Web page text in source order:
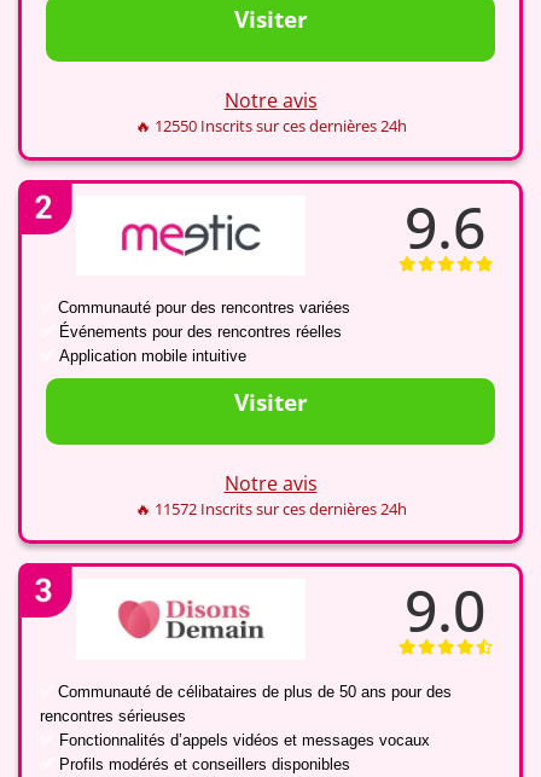
Visiter
Notre avis
🔥 12550 Inscrits sur ces dernières 24h
9.6
Communauté pour des rencontres variées
Événements pour des rencontres réelles
Application mobile intuitive
Visiter
Notre avis
🔥 11572 Inscrits sur ces dernières 24h
9.0
Communauté de célibataires de plus de 50 ans pour des
rencontres sérieuses
Fonctionnalités d’appels vidéos et messages vocaux
Profils modérés et conseillers disponibles